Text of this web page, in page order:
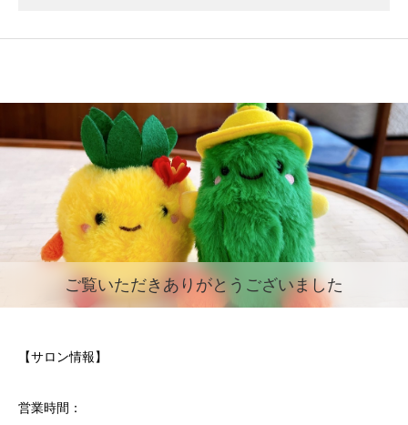
ご覧いただきありがとうございました
【サロン情報】
営業時間：